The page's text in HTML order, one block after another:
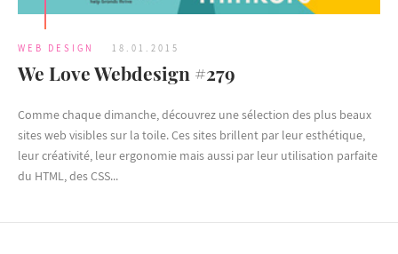
WEB DESIGN 18.01.2015
We Love Webdesign #279
Comme chaque dimanche, découvrez une sélection des plus beaux
sites web visibles sur la toile. Ces sites brillent par leur esthétique,
leur créativité, leur ergonomie mais aussi par leur utilisation parfaite
du HTML, des CSS...